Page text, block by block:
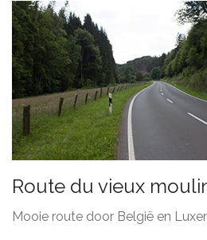
Route du vieux
Mooie route door België en